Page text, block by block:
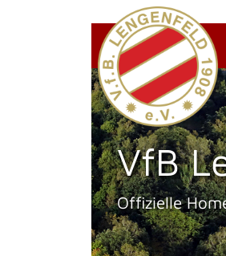
VfB
Offizielle